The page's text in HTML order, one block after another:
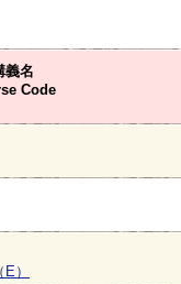
義名
Code
）